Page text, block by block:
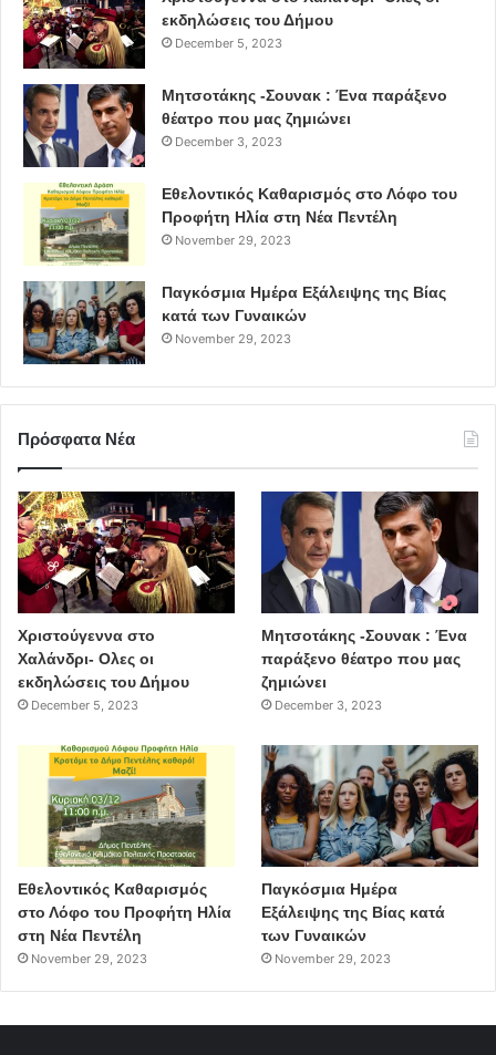
αλυσοδεμένους
«Αλήτες του Δυτικού Κόσμου»
τη βαθιά πολιτική ελεγεία της μοιραίας πτώσης όλων των
αυτοκρατοριών στο
Agent Provocateur αλλά και εξαίρετος μάστορας της
παραστατικής ζωγραφικής και της γλυπτικής, ο
Καβαλλιεράτος μετουσίωσε τα σχέδια του σε γλυπτά ή
ίσως και το αντίστροφο, στο πρόσφατο Έργο στην Πόλη
του Οργανισμού Πολιτισμού ΝΕΟΝ σε συνεργασία με το
Φεστιβάλ Αθηνών, τοποθετημένα εν χορώ στο Ηρώδειο,
όπου τα αλλόκοτα αυτά ανδρείκελα εισέβαλλαν στο
χώρο του θεατή ως χαρωποί ηθοποιοί στο δράμα της ίδιας
του της ζωής.
Έκθεση εικαστικά
Διονύσης Καβαλλιεράτος
bernier-eliades
εκδηλώσεις του Δήμου
December 5, 2023
Μητσοτάκης -Σουνακ : Ένα παράξενο
θέατρο που μας ζημιώνει
December 3, 2023
Εθελοντικός Καθαρισμός στο Λόφο του
Προφήτη Ηλία στη Νέα Πεντέλη
November 29, 2023
Παγκόσμια Ημέρα Εξάλειψης της Βίας
κατά των Γυναικών
November 29, 2023
Πρόσφατα Νέα
Χριστούγεννα στο
Χαλάνδρι- Ολες οι
εκδηλώσεις του Δήμου
December 5, 2023
Μητσοτάκης -Σουνακ : Ένα
παράξενο θέατρο που μας
ζημιώνει
December 3, 2023
Εθελοντικός Καθαρισμός
στο Λόφο του Προφήτη Ηλία
στη Νέα Πεντέλη
November 29, 2023
Παγκόσμια Ημέρα
Εξάλειψης της Βίας κατά
των Γυναικών
November 29, 2023